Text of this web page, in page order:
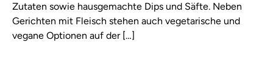
Zutaten sowie hausgemachte Dips und Säfte. Neben
Gerichten mit Fleisch stehen auch vegetarische und
vegane Optionen auf der […]